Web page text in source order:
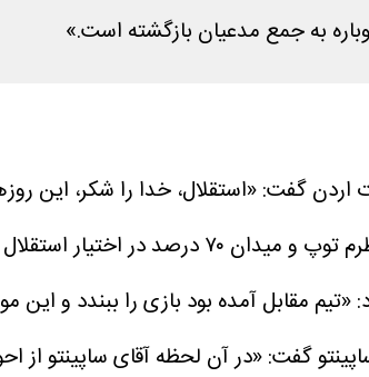
به جمع مدعیان بازگشته است.»
اردن گفت: «استقلال، خدا را شکر، این
هوادارانش را خوشحال کرده است. برخلاف فصل گذشته، شیوه بازی‌شان سرحال و روان است. در
مقابل آمده بود بازی را ببندد و این
گفت: «در آن لحظه آقای ساپینتو از